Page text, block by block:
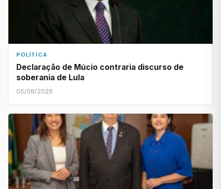
POLÍTICA
Declaração de Múcio contraria discurso de
soberania de Lula
05/08/2026